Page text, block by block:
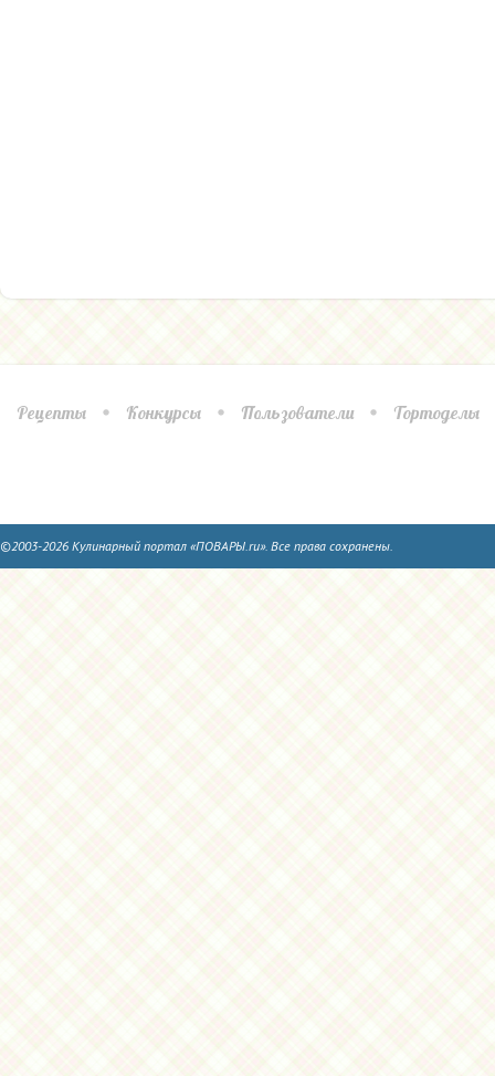
Рецепты Конкурсы Пользователи Тортоделы
©2003-2026 Кулинарный портал «ПОВАРЫ.ru». Все права сохранены.